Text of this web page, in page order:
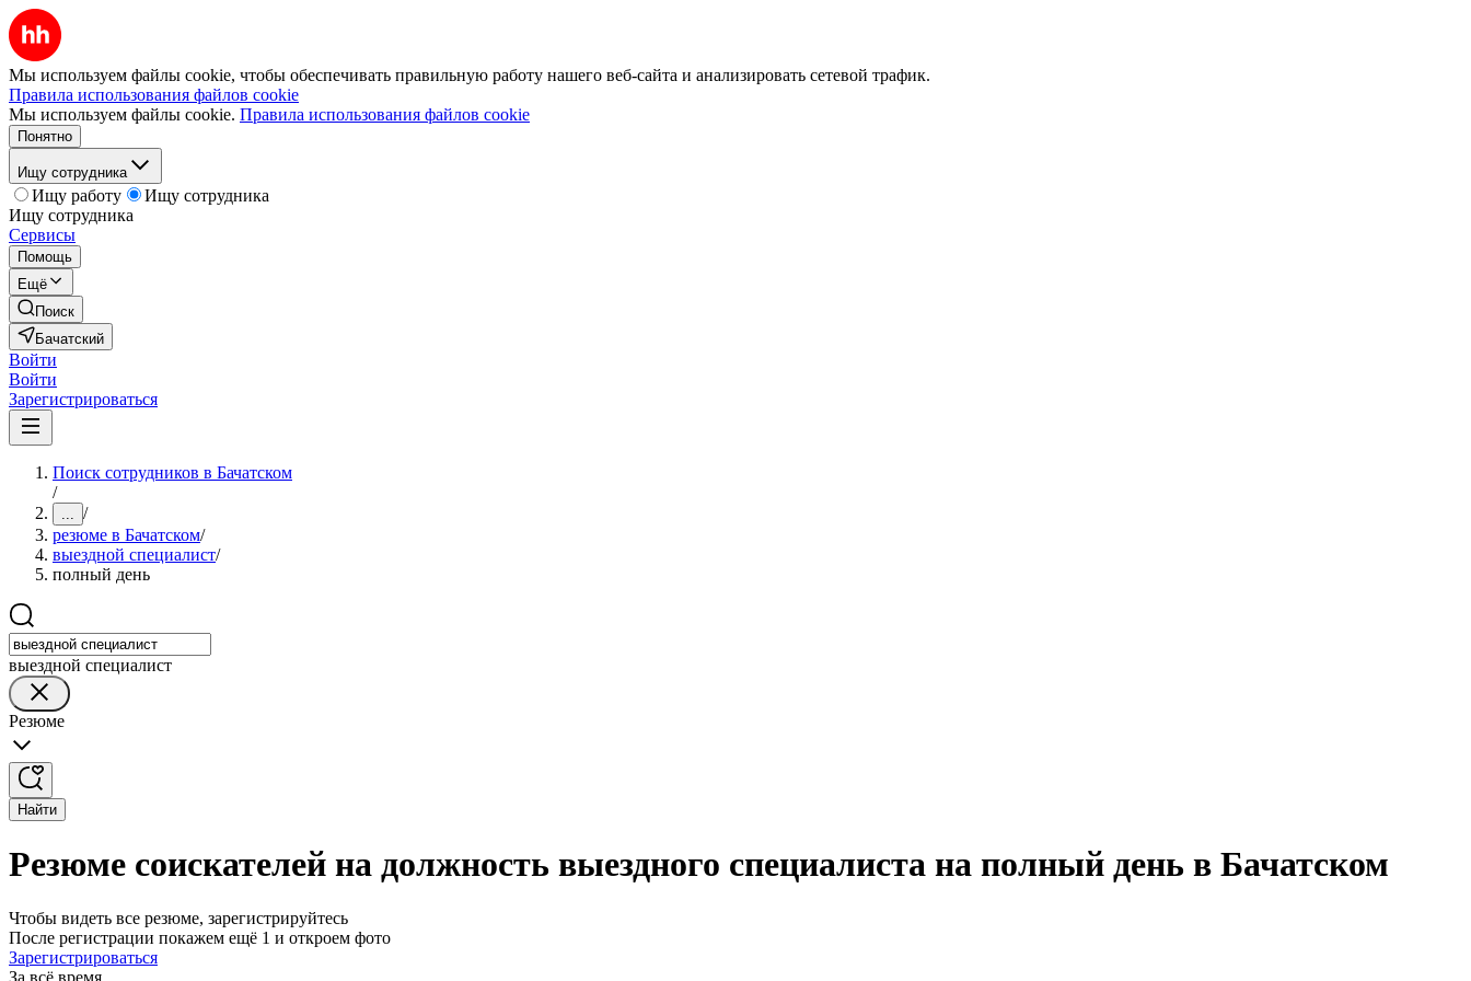
Мы используем файлы cookie, чтобы обеспечивать правильную работу нашего веб-сайта и анализировать сетевой трафик.
Правила использования файлов cookie
Мы используем файлы cookie. Правила использования файлов cookie
Понятно
Ищу сотрудника
Ищу работу
Ищу сотрудника
Ищу сотрудника
Сервисы
Помощь
Ещё
Поиск
Бачатский
Войти
Войти
Зарегистрироваться
Поиск сотрудников в Бачатском
/
... /
резюме в Бачатском/
выездной специалист/
полный день
выездной специалист
Резюме
Найти
Резюме соискателей на должность выездного специалиста на полный день в Бачатском
Чтобы видеть все резюме, зарегистрируйтесь
После регистрации покажем ещё 1 и откроем фото
Зарегистрироваться
За всё время